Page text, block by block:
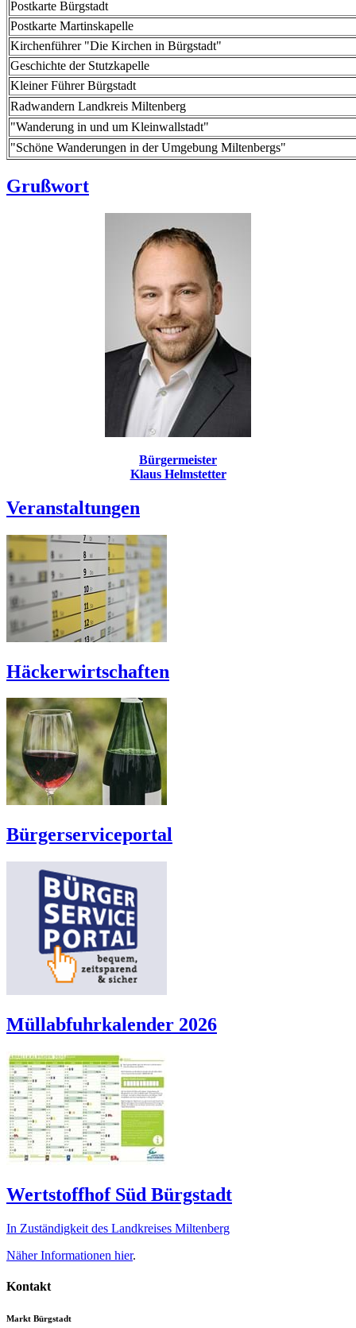
Postkarte Bürgstadt
Postkarte Martinskapelle
Kirchenführer "Die Kirchen in Bürgstadt"
Geschichte der Stutzkapelle
Kleiner Führer Bürgstadt
Radwandern Landkreis Miltenberg
"Wanderung in und um Kleinwallstadt"
"Schöne Wanderungen in der Umgebung Miltenbergs"
Grußwort
Bürgermeister
Klaus Helmstetter
Veranstaltungen
Häckerwirtschaften
Bürgerserviceportal
Müllabfuhrkalender 2026
Wertstoffhof Süd Bürgstadt
In Zuständigkeit des Landkreises Miltenberg
Näher Informationen hier.
Kontakt
Markt Bürgstadt